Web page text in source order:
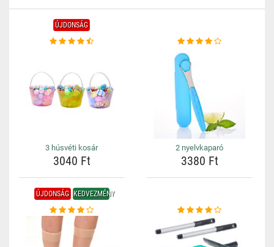
ÚJDONSÁG
3 húsvéti kosár
3040 Ft
2 nyelvkaparó
3380 Ft
ÚJDONSÁG KEDVEZMÉNY